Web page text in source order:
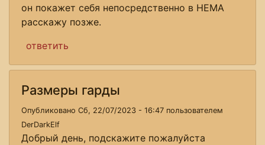
он покажет себя непосредственно в HEMA
расскажу позже.
ответить
Размеры гарды
Опубликовано Сб, 22/07/2023 - 16:47 пользователем
DerDarkElf
Добрый день, подскажите пожалуйста